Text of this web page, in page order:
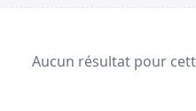
Aucun résultat pour